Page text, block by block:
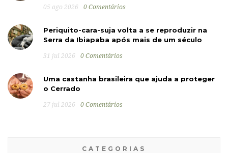
05 ago 2026 0 Comentários
Periquito-cara-suja volta a se reproduzir na
Serra da Ibiapaba após mais de um século
31 jul 2026 0 Comentários
Uma castanha brasileira que ajuda a proteger
o Cerrado
27 jul 2026 0 Comentários
CATEGORIAS